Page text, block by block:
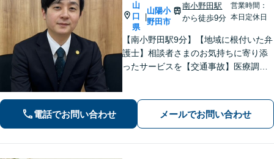
山
口
県
|
山陽小
野田市
南小野田駅
から徒歩9分
営業時間：
本日定休日
【南小野田駅9分】【地域に根付いた弁
護士】相談者さまのお気持ちに寄り添
ったサービスを【交通事故】医療調査
実調査と判例をリサーチし、不公平感
のない相続を実現【WEB面談】
電話でお問い合わせ メールでお問い合わせ